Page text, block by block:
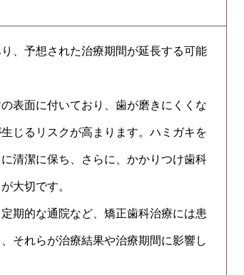
、予想された治療期間が延長する可能
表面に付いており、歯が磨きにくくな
じるリスクが高まります。ハミガキを
清潔に保ち、さらに、かかりつけ歯科
大切です。
期的な通院など、矯正歯科治療には患
それらが治療結果や治療期間に影響し